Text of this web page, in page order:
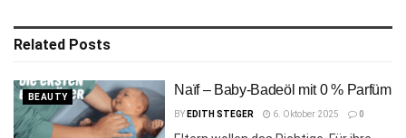
Related Posts
BEAUTY Naïf – Baby-Badeöl mit 0 % Parfüm
BY EDITH STEGER 6. Oktober 2025 0